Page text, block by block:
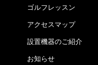
ゴルフレッスン
アクセスマップ
設置機器のご紹介
お知らせ